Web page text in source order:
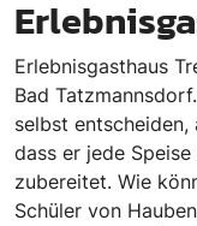
Erlebnisgasthaus
Bad
selbst
dass er jede
zubereitet. Wie
Schüler von